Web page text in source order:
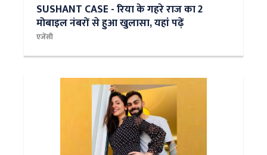
SUSHANT CASE - रिया के गहरे राज का 2
मोबाइल नंबरों से हुआ खुलासा, यहां पढ़ें
एजेंसी